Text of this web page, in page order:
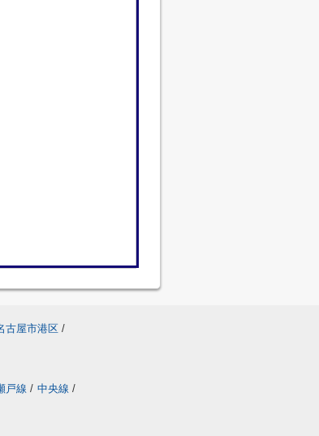
古屋市港区 /
戸線 / 中央線 /